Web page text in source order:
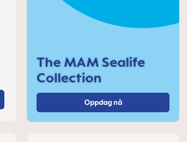
The MAM Sealife
Collection
Oppdag nå